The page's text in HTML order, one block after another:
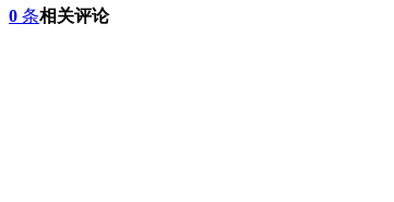
0 条相关评论